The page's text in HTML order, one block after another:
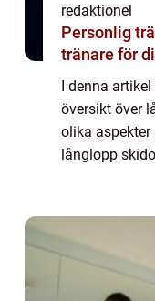
redaktionel
Personlig träning
tränare för
I denna
översikt över
olika aspekter
långlopp